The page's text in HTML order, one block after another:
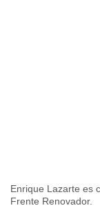
Enrique Lazarte es
Frente Renovador.